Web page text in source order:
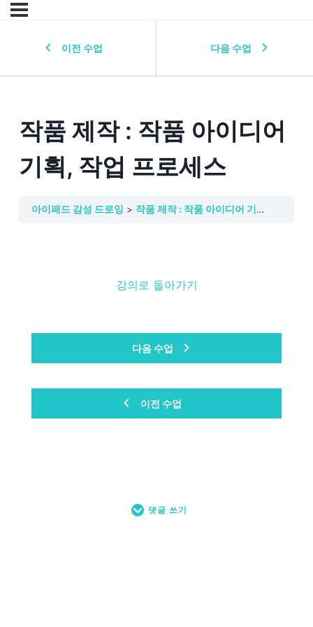
이전 수업 다음 수업
작품 제작 : 작품 아이디어
기획, 작업 프로세스
아이패드 감성 드로잉 작품 제작 : 작품 아이디어 기획, 작업 프로세스
이전 수업
강의로 돌아가기
다음 수업
댓글 쓰기